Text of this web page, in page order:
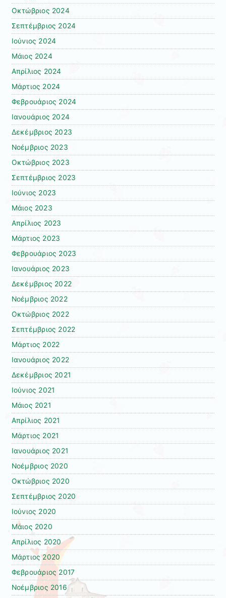
Οκτώβριος 2024
Σεπτέμβριος 2024
Ιούνιος 2024
Μάιος 2024
Απρίλιος 2024
Μάρτιος 2024
Φεβρουάριος 2024
Ιανουάριος 2024
Δεκέμβριος 2023
Νοέμβριος 2023
Οκτώβριος 2023
Σεπτέμβριος 2023
Ιούνιος 2023
Μάιος 2023
Απρίλιος 2023
Μάρτιος 2023
Φεβρουάριος 2023
Ιανουάριος 2023
Δεκέμβριος 2022
Νοέμβριος 2022
Οκτώβριος 2022
Σεπτέμβριος 2022
Μάρτιος 2022
Ιανουάριος 2022
Δεκέμβριος 2021
Ιούνιος 2021
Μάιος 2021
Απρίλιος 2021
Μάρτιος 2021
Ιανουάριος 2021
Νοέμβριος 2020
Οκτώβριος 2020
Σεπτέμβριος 2020
Ιούνιος 2020
Μάιος 2020
Απρίλιος 2020
Μάρτιος 2020
Φεβρουάριος 2017
Νοέμβριος 2016